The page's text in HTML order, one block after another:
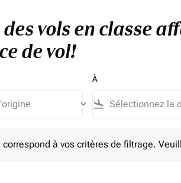
des vols en classe
de vol!
keyboard_arrow_down
À
flight_land
à vos critères de filtrage.